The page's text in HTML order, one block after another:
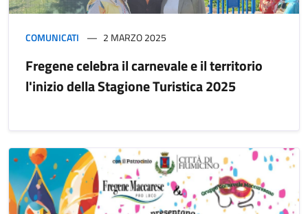
COMUNICATI 2 MARZO 2025
Fregene celebra il carnevale e il territorio
l'inizio della Stagione Turistica 2025